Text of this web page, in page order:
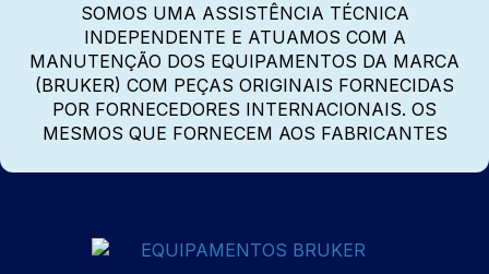
SOMOS UMA ASSISTÊNCIA TÉCNICA
INDEPENDENTE E ATUAMOS COM A
MANUTENÇÃO DOS EQUIPAMENTOS DA MARCA
(BRUKER) COM PEÇAS ORIGINAIS FORNECIDAS
POR FORNECEDORES INTERNACIONAIS. OS
MESMOS QUE FORNECEM AOS FABRICANTES